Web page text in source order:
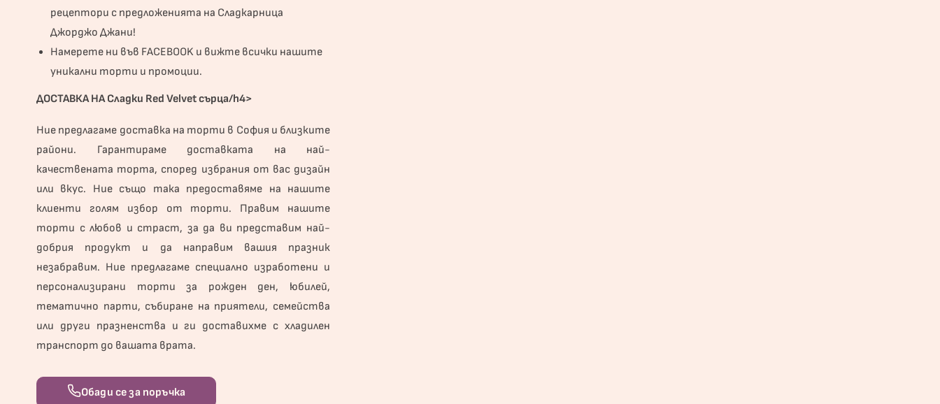
рецептори с предложенията на Сладкарница
Джорджо Джани!
Намерете ни във FACEBOOK и вижте всички нашите
уникални торти и промоции.
ДОСТАВКА НА Сладки Red Velvet сърца/h4>
Ние предлагаме доставка на торти в София и близките
райони. Гарантираме доставката на най-
качествената торта, според избрания от вас дизайн
или вкус. Ние също така предоставяме на нашите
клиенти голям избор от торти. Правим нашите
торти с любов и страст, за да ви представим най-
добрия продукт и да направим вашия празник
незабравим. Ние предлагаме специално изработени и
персонализирани торти за рожден ден, юбилей,
тематично парти, събиране на приятели, семейства
или други празненства и ги доставихме с хладилен
транспорт до вашата врата.
Обади се за поръчка